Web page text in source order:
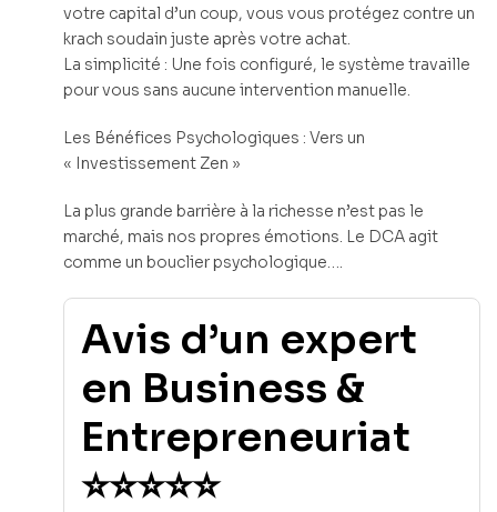
votre capital d’un coup, vous vous protégez contre un
krach soudain juste après votre achat.
La simplicité : Une fois configuré, le système travaille
pour vous sans aucune intervention manuelle.
Les Bénéfices Psychologiques : Vers un
« Investissement Zen »
La plus grande barrière à la richesse n’est pas le
marché, mais nos propres émotions. Le DCA agit
comme un bouclier psychologique….
Avis d’un expert
en Business &
Entrepreneuriat
⭐⭐⭐⭐⭐